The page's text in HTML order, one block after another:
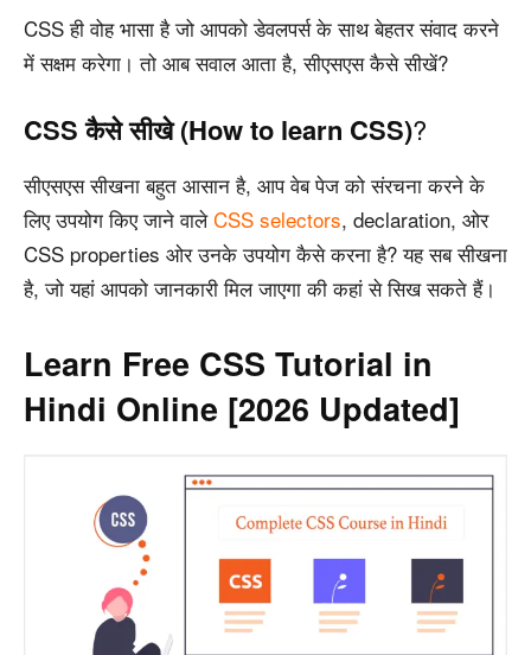
CSS ही वोह भासा है जो आपको डेवलपर्स के साथ बेहतर संवाद करने
में सक्षम करेगा। तो आब सवाल आता है, सीएसएस कैसे सीखें?
CSS कैसे सीखे (How to learn CSS)?
सीएसएस सीखना बहुत आसान है, आप वेब पेज को संरचना करने के
लिए उपयोग किए जाने वालेCSS selectors, declaration, ओर
CSS properties ओर उनके उपयोग कैसे करना है? यह सब सीखना
है, जो यहां आपको जानकारी मिल जाएगा की कहां से सिख सकते हैं।
Learn Free CSS Tutorial in
Hindi Online [2026 Updated]